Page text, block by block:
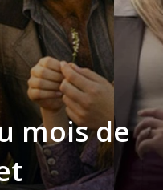
mois de